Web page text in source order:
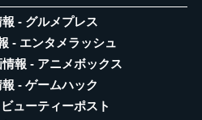
- グルメプレス
- エンタメラッシュ
報 - アニメボックス
- ゲームハック
ューティーポスト